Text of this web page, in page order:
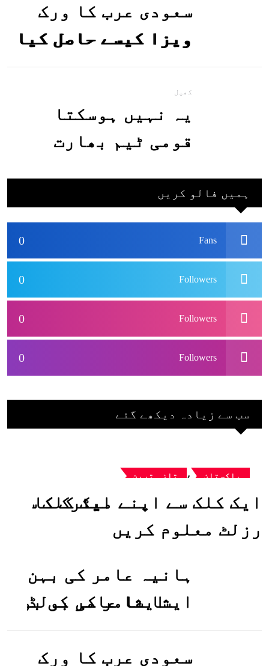
سعودی عرب کا ورک
ویزا کیسے حاصل کیا
جاسکتا ہے؟جانیے
کھیل
یہ نہیں ہوسکتا
قومی ٹیم بھارت
بھارتی ٹیم پاکستان
نہ آئے، محسن نقوی
ہمیں فالو کریں
0 Fans
0 Followers
0 Followers
0 Followers
سب سے زیادہ دیکھے گئے
پاکستان , تازہ ترین
ایک کلک سے اپنے میٹرک کا
رزلٹ معلوم کریں
ہانیہ عامر کی بہن
ایشا عامر کی بولڈ
تصاویر وائرل ہو
گئیں
سعودی عرب کا ورک